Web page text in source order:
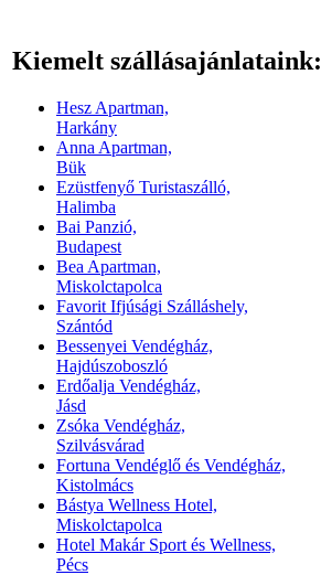
Kiemelt szállásajánlataink:
Hesz Apartman,
Harkány
Anna Apartman,
Bük
Ezüstfenyő Turistaszálló,
Halimba
Bai Panzió,
Budapest
Bea Apartman,
Miskolctapolca
Favorit Ifjúsági Szálláshely,
Szántód
Bessenyei Vendégház,
Hajdúszoboszló
Erdőalja Vendégház,
Jásd
Zsóka Vendégház,
Szilvásvárad
Fortuna Vendéglő és Vendégház,
Kistolmács
Bástya Wellness Hotel,
Miskolctapolca
Hotel Makár Sport és Wellness,
Pécs